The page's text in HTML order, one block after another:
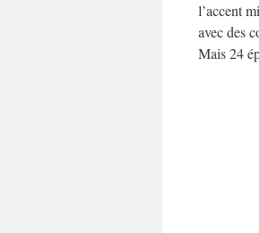
l’accent
avec des
Mais 24